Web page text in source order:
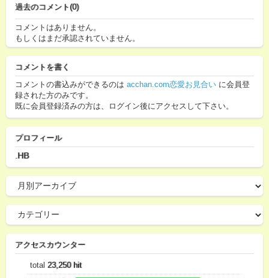
過去のコメント(0)
コメントはありません。
もしくはまだ承認されていません。
コメントを書く
コメントの書込みができるのは acchan.com恋愛お見合い に会員登
録された方のみです。
既に会員登録済みの方は、ログイン後にアクセスして下さい。
プロフィール
.HB
アクセスカウンター
total 23,250 hit